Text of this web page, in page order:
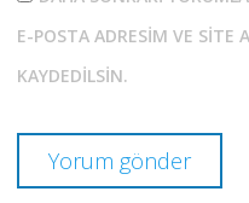
E-POSTA ADRESIM VE SITE
KAYDEDILSIN.